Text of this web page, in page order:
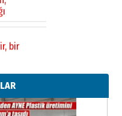
ÖMÜR
Alperen…
yürüdü.!